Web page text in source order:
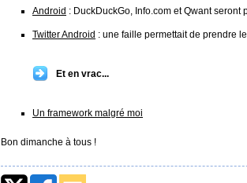
Android : DuckDuckGo, Info.com et Qwant
Twitter Android : une faille permettait de prendre
Et en vrac...
Un framework malgré moi
Bon dimanche à tous !